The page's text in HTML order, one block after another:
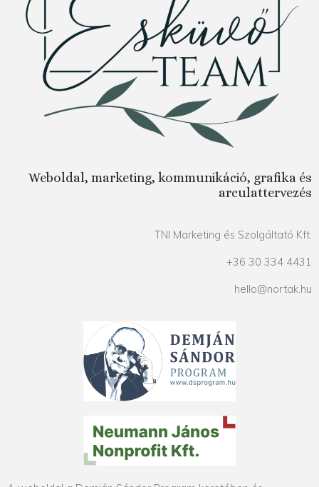
Weboldal, marketing, kommunikáció, grafika és
arculattervezés
TNI Marketing és Szolgáltató Kft.
+36 30 334 4431
hello@nortak.hu